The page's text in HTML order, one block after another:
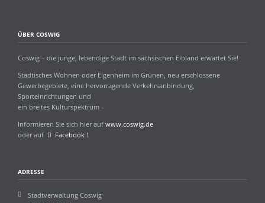
ÜBER COSWIG
Coswig – die junge, lebendige Stadt im sächsischen Elbland erwartet Sie!
Städtisches Wohnen oder Eigenheim im Grünen, neu erschlossene
Gewerbegebiete, eine hervorragende Verkehrsanbindung,
Sporteinrichtungen und
ein breites Kulturspektrum –
Informieren Sie sich hier auf www.coswig.de
oder auf
Facebook!
ADRESSE
Stadtverwaltung Coswig